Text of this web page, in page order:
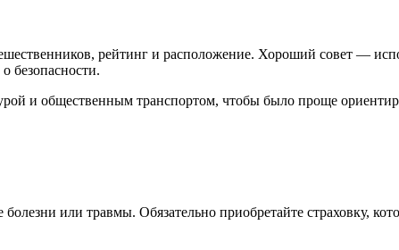
рейтинг и расположение. Хороший совет —
безопасности.
и общественным транспортом, чтобы было проще
или травмы. Обязательно приобретайте страховку,